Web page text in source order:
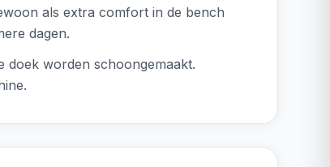
als extra comfort in de bench
dagen.
doek worden schoongemaakt.